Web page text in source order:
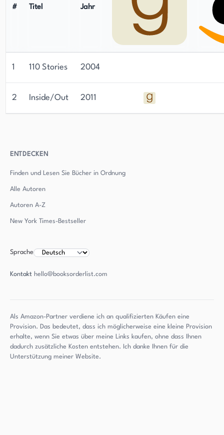
# Titel Jahr
1 110 Stories 2004
2 Inside/Out 2011
ENTDECKEN
Finden und Lesen Sie Bücher in Ordnung
Alle Autoren
Autoren A-Z
New York Times-Bestseller
Sprache
Kontakt hello@booksorderlist.com
Als Amazon-Partner verdiene ich an qualifizierten Käufen eine
Provision. Das bedeutet, dass ich möglicherweise eine kleine Provision
erhalte, wenn Sie etwas über meine Links kaufen, ohne dass Ihnen
dadurch zusätzliche Kosten entstehen. Ich danke Ihnen für die
Unterstützung meiner Website.